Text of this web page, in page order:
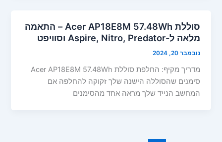
סוללת Acer AP18E8M 57.48Wh – התאמה
מלאה ל-Aspire, Nitro, Predator וסוויפט
נובמבר 20, 2024
מדריך מקיף: החלפת סוללת Acer AP18E8M 57.48Wh
סימנים שהסוללה הישנה שלך זקוקה להחלפה אם
המחשב הנייד שלך מראה אחד מהסימנים